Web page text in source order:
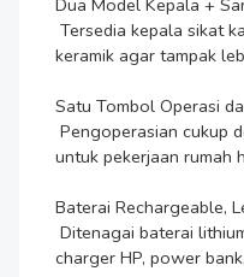
Dua Model Kepala +
keramik agar tampak
Satu Tombol Operasi
untuk pekerjaan rumah
Baterai Rechargeable,
charger HP, power